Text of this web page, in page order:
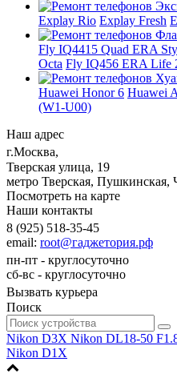
Explay Rio Explay Fresh
Fly IQ4415 Quad ERA
Octa Fly IQ456 ERA Life
Huawei Honor 6 Huawei
(W1-U00)
Наш адрес
г.Москва,
Тверская улица, 19
метро Тверская, Пушкинская,
Посмотреть на карте
Наши контакты
8 (925) 518-35-45
email: root@гаджетория.рф
пн-пт - круглосуточно
сб-вс - круглосуточно
Вызвать курьера
Поиск
Nikon D3X Nikon DL18-50
Nikon D1X